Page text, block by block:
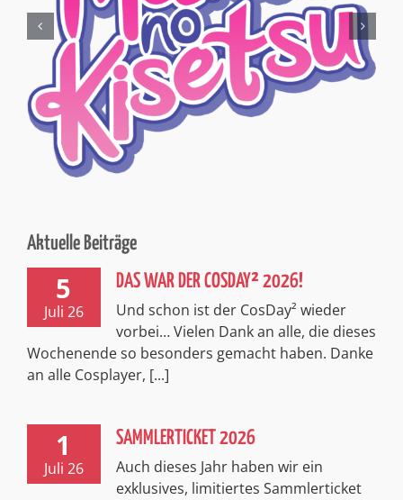
Aktuelle Beiträge
5
Juli 26
DAS WAR DER COSDAY² 2026!
Und schon ist der CosDay² wieder
vorbei… Vielen Dank an alle, die dieses
Wochenende so besonders gemacht haben. Danke
an alle Cosplayer, [...]
1
Juli 26
SAMMLERTICKET 2026
Auch dieses Jahr haben wir ein
exklusives, limitiertes Sammlerticket